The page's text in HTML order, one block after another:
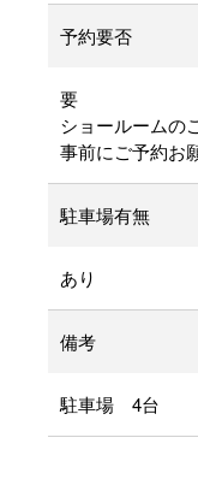
予約要否
要
ショールームの
事前にご予約お
駐車場有無
あり
備考
駐車場 4台